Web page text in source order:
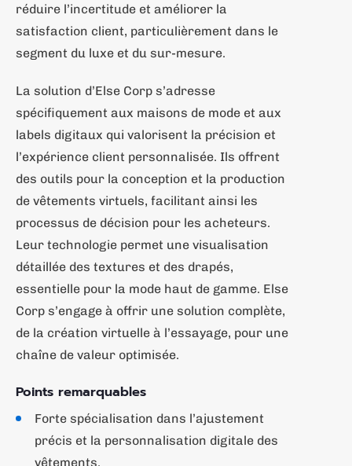
réduire l’incertitude et améliorer la
satisfaction client, particulièrement dans le
segment du luxe et du sur-mesure.
La solution d’Else Corp s’adresse
spécifiquement aux maisons de mode et aux
labels digitaux qui valorisent la précision et
l’expérience client personnalisée. Ils offrent
des outils pour la conception et la production
de vêtements virtuels, facilitant ainsi les
processus de décision pour les acheteurs.
Leur technologie permet une visualisation
détaillée des textures et des drapés,
essentielle pour la mode haut de gamme. Else
Corp s’engage à offrir une solution complète,
de la création virtuelle à l’essayage, pour une
chaîne de valeur optimisée.
Points remarquables
Forte spécialisation dans l’ajustement
précis et la personnalisation digitale des
vêtements.